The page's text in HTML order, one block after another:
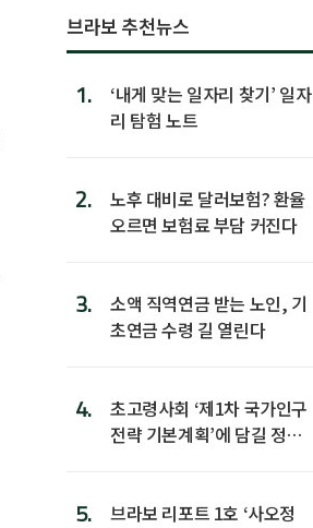
브라보 추천뉴스
1.
‘내게 맞는 일자리 찾기’ 일자
리 탐험 노트
2.
노후 대비로 달러보험? 환율
오르면 보험료 부담 커진다
3.
소액 직역연금 받는 노인, 기
초연금 수령 길 열린다
4.
초고령사회 ‘제1차 국가인구
전략 기본계획’에 담길 정책
5.
브라보 리포트 1호 ‘사오정